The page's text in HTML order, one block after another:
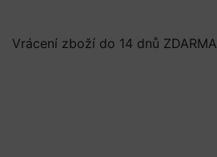
Vrácení zboží do 14 dnů ZDARMA